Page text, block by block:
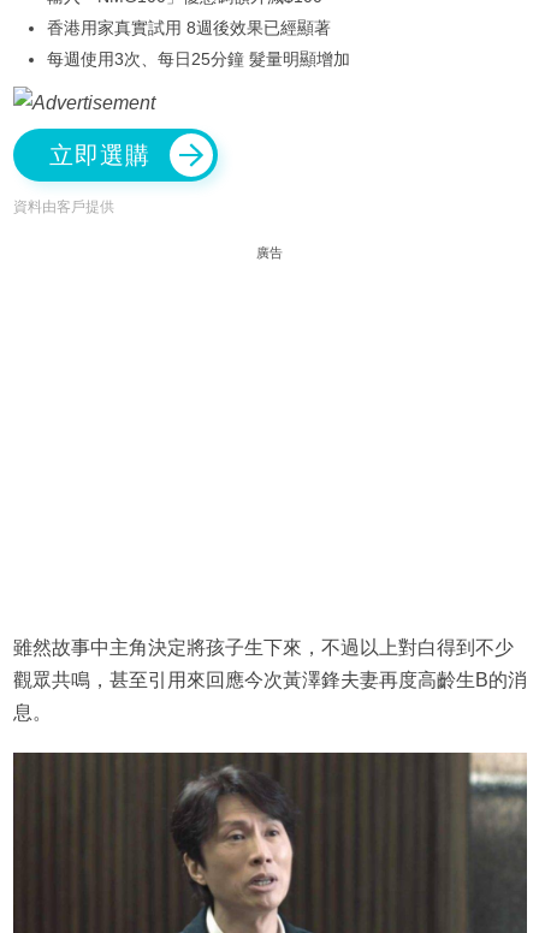
香港用家真實試用 8週後效果已經顯著
每週使用3次、每日25分鐘 髮量明顯增加
立即選購
資料由客戶提供
廣告
雖然故事中主角決定將孩子生下來，不過以上對白得到不少
觀眾共鳴，甚至引用來回應今次黃澤鋒夫妻再度高齡生B的消
息。